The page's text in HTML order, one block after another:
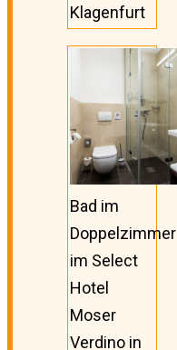
Klagenfurt
Bad im
Doppelzimmer
im Select
Hotel
Moser
Verdino in